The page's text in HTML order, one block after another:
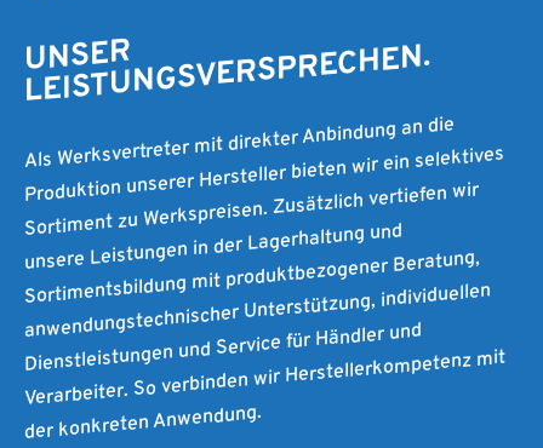
UNSER
LEISTUNGSVERSPRECHEN.
Als Werksvertreter mit direkter Anbindung an die
Produktion unserer Hersteller bieten wir ein selektives
Sortiment zu Werkspreisen. Zusätzlich vertiefen wir
unsere Leistungen in der Lagerhaltung und
Sortimentsbildung mit produktbezogener Beratung,
anwendungstechnischer Unterstützung, individuellen
Dienstleistungen und Service für Händler und
Verarbeiter. So verbinden wir Herstellerkompetenz mit
der konkreten Anwendung.